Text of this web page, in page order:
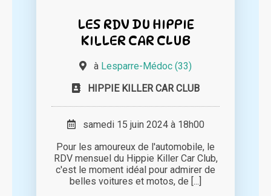
LES RDV DU HIPPIE
KILLER CAR CLUB
à Lesparre-Médoc (33)
HIPPIE KILLER CAR CLUB
samedi 15 juin 2024 à 18h00
Pour les amoureux de l'automobile, le
RDV mensuel du Hippie Killer Car Club,
c'est le moment idéal pour admirer de
belles voitures et motos, de [...]